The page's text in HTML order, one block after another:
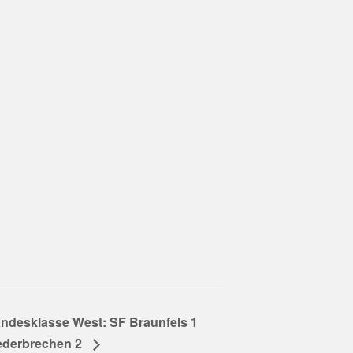
West: SF Braunfels 1
2